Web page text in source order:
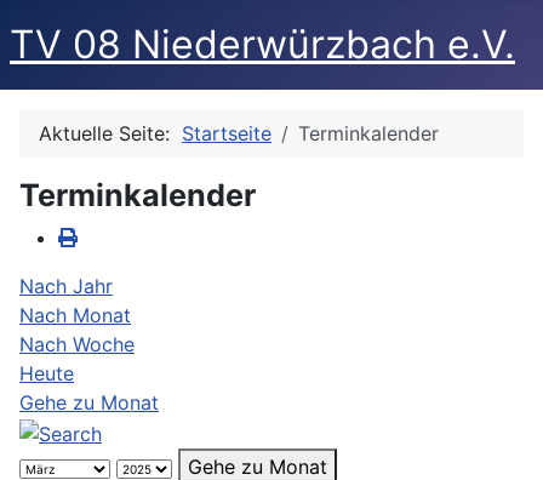
TV 08 Niederwürzbach e.V.
Aktuelle Seite: Startseite Terminkalender
Terminkalender
Nach Jahr
Nach Monat
Nach Woche
Heute
Gehe zu Monat
Gehe zu Monat